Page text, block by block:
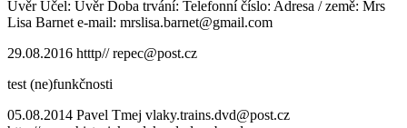
Úvěr Účel: Úvěr Doba trvání: Telefonní číslo: Adresa / země: Mrs
Lisa Barnet e-mail: mrslisa.barnet@gmail.com
29.08.2016 htttp// repec@post.cz
test (ne)funkčnosti
05.08.2014 Pavel Tmej vlaky.trains.dvd@post.cz